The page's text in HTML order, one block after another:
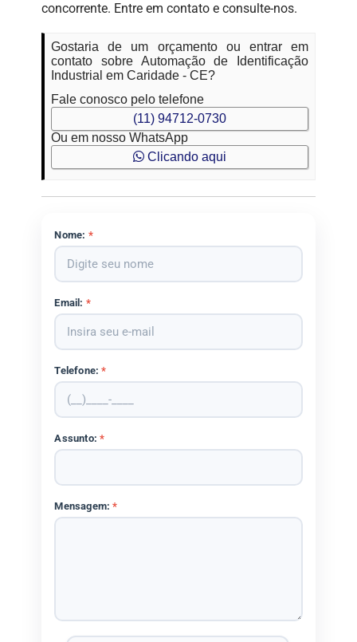
concorrente. Entre em contato e consulte-nos.
Gostaria de um orçamento ou entrar em
contato sobre Automação de Identificação
Industrial em Caridade - CE?
Fale conosco pelo telefone
(11) 94712-0730
Ou em nosso WhatsApp
Clicando aqui
Nome: *
Email: *
Telefone:*
Assunto:*
Mensagem:*